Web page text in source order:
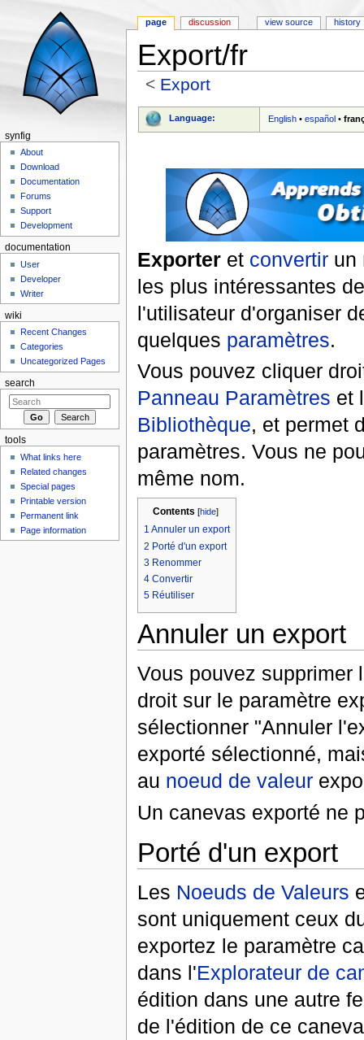
Export/fr
< Export
Language: English •español •
Exporteret convertirun
les plus intéressantes
l'utilisateur d'organiser
quelques paramètres.
Vous pouvez cliquer
Panneau Paramètres et
Bibliothèque, et permet
paramètres. Vous ne
même nom.
Contents [hide]
1 Annuler un export
2 Porté d'un export
3 Renommer
4 Convertir
5 Réutiliser
Annuler un export
Vous pouvez supprimer
droit sur le paramètre
sélectionner "Annuler
exporté sélectionné,
au noeud de valeur
Un canevas exporté ne
Porté d'un export
Les Noeuds de Valeurs
sont uniquement ceux
exportez le paramètre
dans l'Explorateur de
édition dans une autre
de l'édition de ce
page discussion view source history
synfig
About
Download
Documentation
Forums
Support
Development
documentation
User
Developer
Writer
wiki
Recent Changes
Categories
Uncategorized Pages
search
tools
What links here
Related changes
Special pages
Printable version
Permanent link
Page information